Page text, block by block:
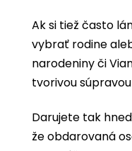
Ak si tiež často
vybrať rodine
narodeniny či
tvorivou
Darujete tak
že obdarovaná